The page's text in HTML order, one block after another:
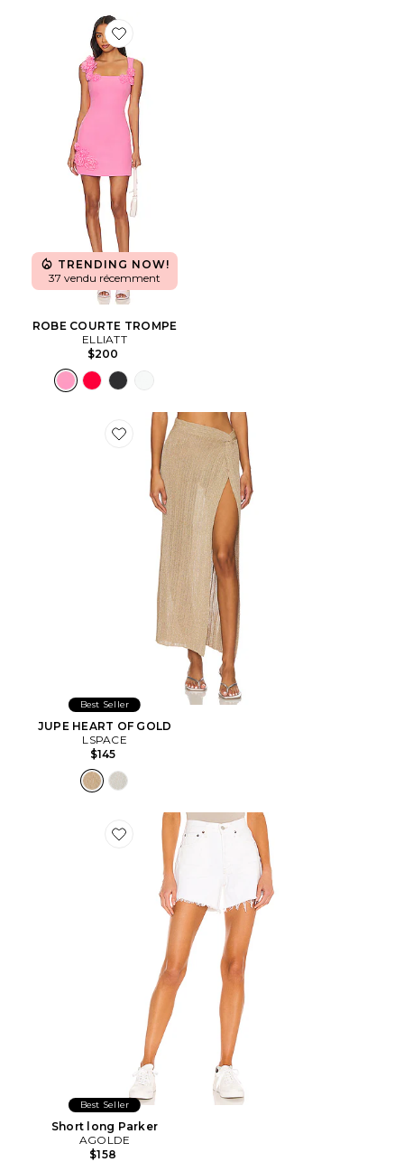
Favorite ROBE COURTE TROMPE
TRENDING NOW!
37 vendu récemment
ROBE COURTE TROMPE
ELLIATT
$200
Favorite JUPE HEART OF GOLD
Best Seller
JUPE HEART OF GOLD
LSPACE
$145
Favorite Short long Parker
Best Seller
Short long Parker
AGOLDE
$158